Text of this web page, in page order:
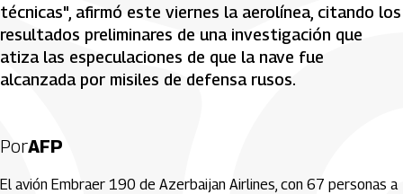
técnicas", afirmó este viernes la aerolínea, citando los
resultados preliminares de una investigación que
atiza las especulaciones de que la nave fue
alcanzada por misiles de defensa rusos.
PorAFP
El avión Embraer 190 de Azerbaijan Airlines, con 67 personas a